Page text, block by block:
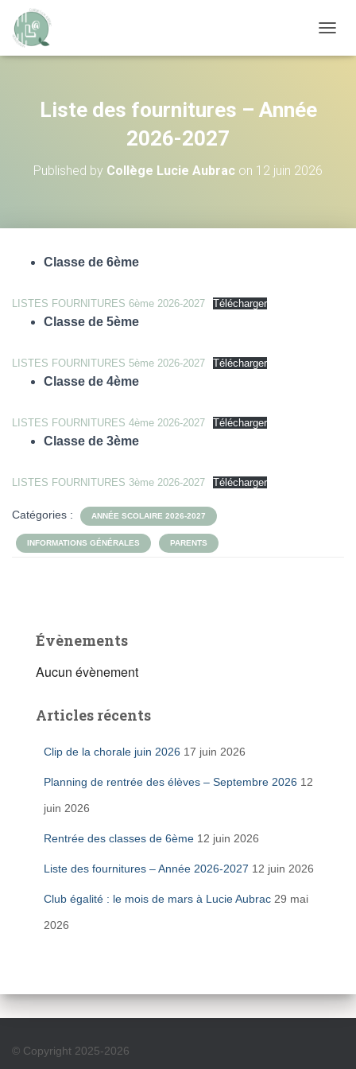
Liste des fournitures – Année
2026-2027
Published by Collège Lucie Aubrac on 12 juin 2026
Classe de 6ème
LISTES FOURNITURES 6ème 2026-2027 Télécharger
Classe de 5ème
LISTES FOURNITURES 5ème 2026-2027 Télécharger
Classe de 4ème
LISTES FOURNITURES 4ème 2026-2027 Télécharger
Classe de 3ème
LISTES FOURNITURES 3ème 2026-2027 Télécharger
Catégories : ANNÉE SCOLAIRE 2026-2027
INFORMATIONS GÉNÉRALES PARENTS
Évènements
Aucun évènement
Articles récents
Clip de la chorale juin 2026 17 juin 2026
Planning de rentrée des élèves – Septembre 2026 12
juin 2026
Rentrée des classes de 6ème 12 juin 2026
Liste des fournitures – Année 2026-2027 12 juin 2026
Club égalité : le mois de mars à Lucie Aubrac 29 mai
2026
© Copyright 2025-2026